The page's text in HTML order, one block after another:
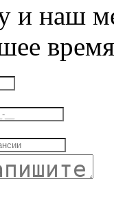
и наш
время